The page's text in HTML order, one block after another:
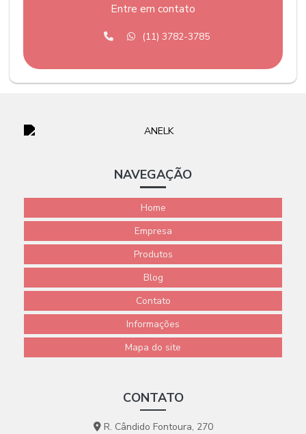
Chapa de fiberglass
Distribuidor de papel kraft isolante
Fenolite para alta frequência
Fenolite para máquinas de solda
Entre em contato
(11) 3782-3785
NAVEGAÇÃO
Home
Empresa
Produtos
Blog
Contato
Informações
Mapa do site
CONTATO
R. Cândido Fontoura, 270